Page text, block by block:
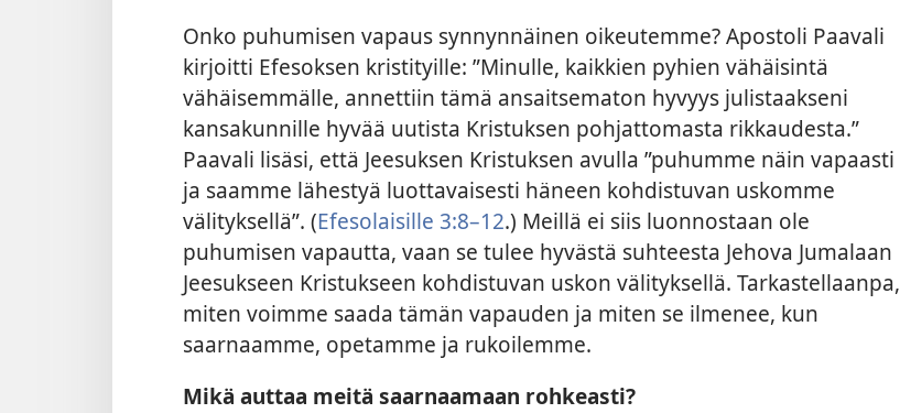
Onko puhumisen vapaus synnynnäinen oikeutemme? Apostoli Paavali
kirjoitti Efesoksen kristityille: ”Minulle, kaikkien pyhien vähäisintä
vähäisemmälle, annettiin tämä ansaitsematon hyvyys julistaakseni
kansakunnille hyvää uutista Kristuksen pohjattomasta rikkaudesta.”
Paavali lisäsi, että Jeesuksen Kristuksen avulla ”puhumme näin vapaasti
ja saamme lähestyä luottavaisesti häneen kohdistuvan uskomme
välityksellä”. (Efesolaisille 3:8–12.) Meillä ei siis luonnostaan ole
puhumisen vapautta, vaan se tulee hyvästä suhteesta Jehova Jumalaan
Jeesukseen Kristukseen kohdistuvan uskon välityksellä. Tarkastellaanpa,
miten voimme saada tämän vapauden ja miten se ilmenee, kun
saarnaamme, opetamme ja rukoilemme.
Mikä auttaa meitä saarnaamaan rohkeasti?